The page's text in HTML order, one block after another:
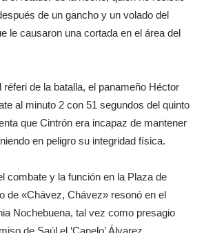
de un gancho y un volado del
le causaron una cortada en el área del
réferi de la batalla, el panameño Héctor
al minuto 2 con 51 segundos del quinto
que Cintrón era incapaz de mantener
en peligro su integridad física.
combate y la función en la Plaza de
de «Chávez, Chávez» resonó en el
Nochebuena, tal vez como presagio
de Saúl el ‘Canelo’ Álvarez.